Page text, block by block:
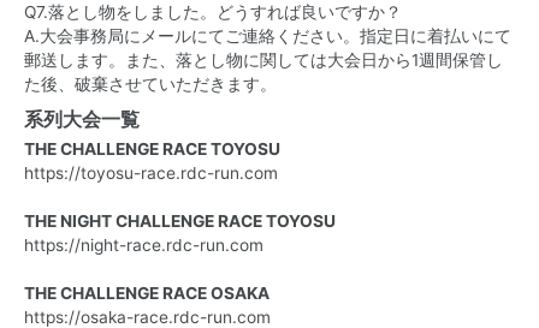
Q7.落とし物をしました。どうすれば良いですか？
A.大会事務局にメールにてご連絡ください。指定日に着払いにて
郵送します。また、落とし物に関しては大会日から1週間保管し
た後、破棄させていただきます。
系列大会一覧
THE CHALLENGE RACE TOYOSU
https://toyosu-race.rdc-run.com
THE NIGHT CHALLENGE RACE TOYOSU
https://night-race.rdc-run.com
THE CHALLENGE RACE OSAKA
https://osaka-race.rdc-run.com